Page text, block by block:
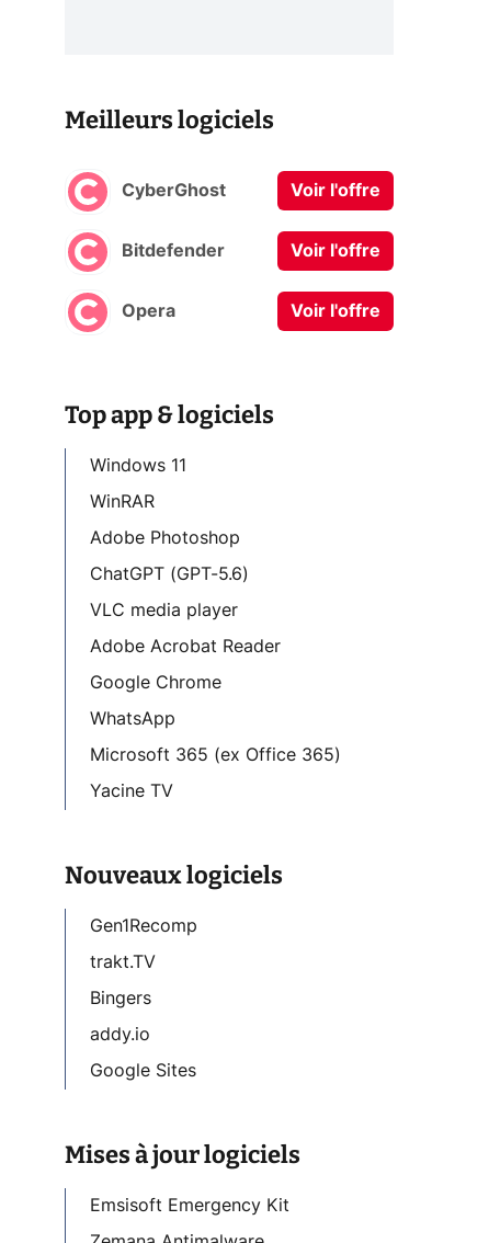
Meilleurs logiciels
CyberGhost Voir l'offre
Bitdefender Voir l'offre
Opera Voir l'offre
Top app & logiciels
Windows 11
WinRAR
Adobe Photoshop
ChatGPT (GPT-5.6)
VLC media player
Adobe Acrobat Reader
Google Chrome
WhatsApp
Microsoft 365 (ex Office 365)
Yacine TV
Nouveaux logiciels
Gen1Recomp
trakt.TV
Bingers
addy.io
Google Sites
Mises à jour logiciels
Emsisoft Emergency Kit